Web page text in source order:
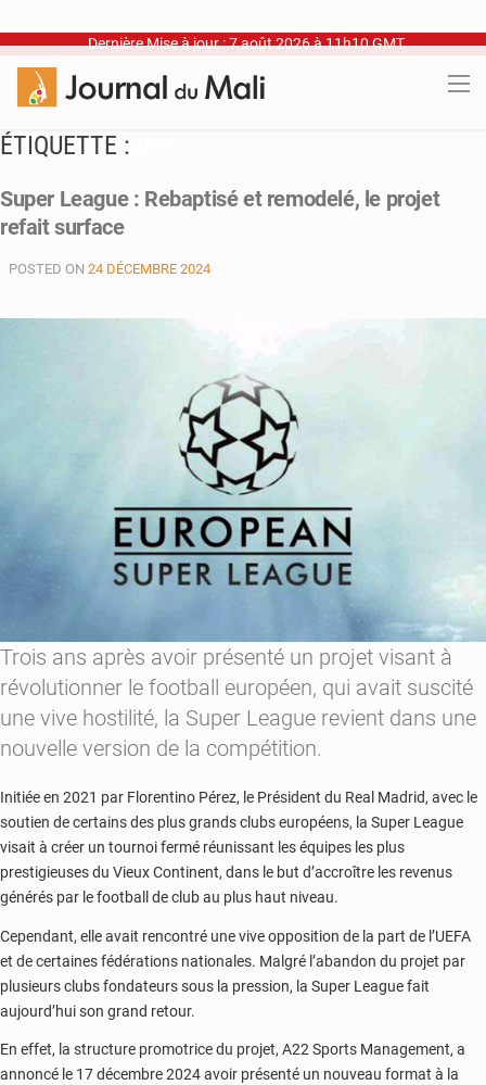
Dernière Mise à jour : 7 août 2026 à 11h10 GMT
ÉTIQUETTE :
Super League : Rebaptisé et remodelé, le projet
refait surface
POSTED ON 24 DÉCEMBRE 2024
Trois ans après avoir présenté un projet visant à
révolutionner le football européen, qui avait suscité
une vive hostilité, la Super League revient dans une
nouvelle version de la compétition.
Initiée en 2021 par Florentino Pérez, le Président du Real Madrid, avec le
soutien de certains des plus grands clubs européens, la Super League
visait à créer un tournoi fermé réunissant les équipes les plus
prestigieuses du Vieux Continent, dans le but d’accroître les revenus
générés par le football de club au plus haut niveau.
Cependant, elle avait rencontré une vive opposition de la part de l’UEFA
et de certaines fédérations nationales. Malgré l’abandon du projet par
plusieurs clubs fondateurs sous la pression, la Super League fait
aujourd’hui son grand retour.
En effet, la structure promotrice du projet, A22 Sports Management, a
annoncé le 17 décembre 2024 avoir présenté un nouveau format à la